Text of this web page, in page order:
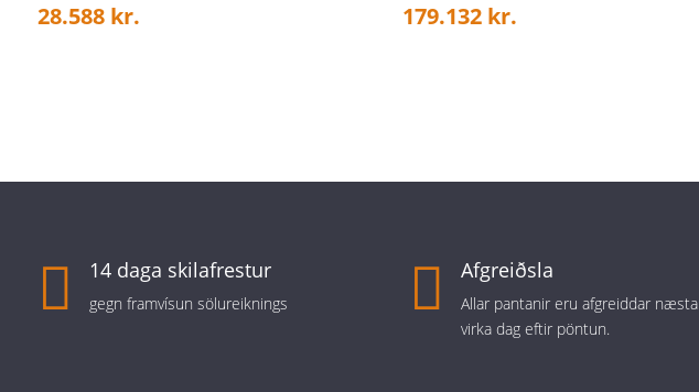
28.588 kr.
179.132 kr.
 14 daga skilafrestur
gegn framvísun sölureiknings  Afgreiðsla
Allar pantanir eru afgreiddar næsta
virka dag eftir pöntun.